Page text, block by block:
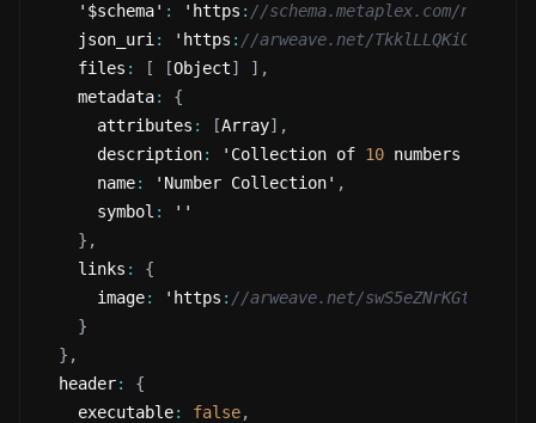
    '$schema'
: 'https : //schema.metaplex.com/
    json_uri
: 'https : //arweave.net/
    files
: [ [Object] ] ,
    metadata
:
{
      attributes
: [Array] ,
      description
: 'Collection of 10 numbers on
      name
: 'Number Collection' ,
      symbol
:
''
} ,
    links
:
{
      image
: 'https : //arweave.net/
}
} ,
  header
:
{
    executable
: false,